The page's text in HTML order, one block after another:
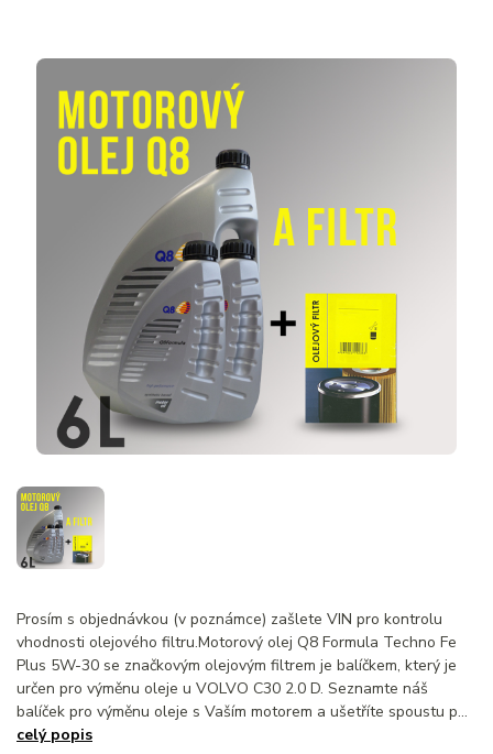
Prosím s objednávkou (v poznámce) zašlete VIN pro kontrolu
vhodnosti olejového filtru.Motorový olej Q8 Formula Techno Fe
Plus 5W-30 se značkovým olejovým filtrem je balíčkem, který je
určen pro výměnu oleje u VOLVO C30 2.0 D. Seznamte náš
balíček pro výměnu oleje s Vaším motorem a ušetříte spoustu p...
celý popis